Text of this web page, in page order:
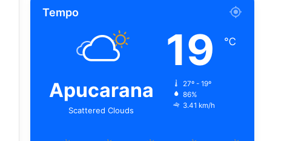
Tempo
Apucarana
Scattered Clouds
19 ℃
27º - 19º
86%
3.41 km/h